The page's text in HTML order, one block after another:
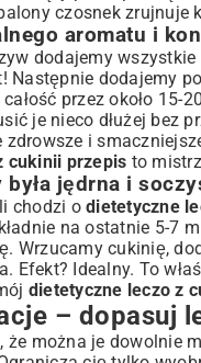
czosnek zrujnuje
aromatu i
dodajemy
Następnie dodajemy
przez około 15-
je nieco dłużej bez
i
cukinii przepis to
jędrna i
chodzi o dietetyczne
na ostatnie 5-7
Wrzucamy cukinię,
Efekt? Idealny. To
dietetyczne leczo z
– dopasuj
że można je dowolnie